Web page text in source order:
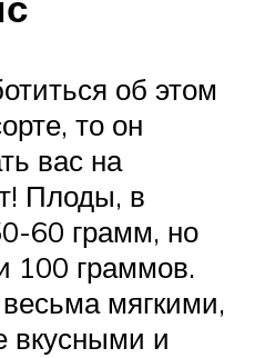
об этом
то он
вас на
Плоды, в
60 грамм, но
100 граммов.
мягкими,
вкусными и